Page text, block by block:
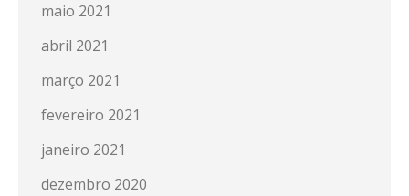
maio 2021
abril 2021
março 2021
fevereiro 2021
janeiro 2021
dezembro 2020